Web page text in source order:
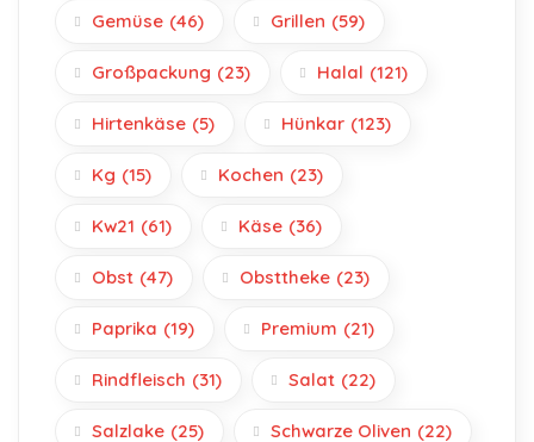
Gemüse (46) Grillen (59)
Großpackung (23) Halal (121)
Hirtenkäse (5) Hünkar (123)
Kg (15) Kochen (23)
Kw21 (61) Käse (36)
Obst (47) Obsttheke (23)
Paprika (19) Premium (21)
Rindfleisch (31) Salat (22)
Salzlake (25) Schwarze Oliven (22)